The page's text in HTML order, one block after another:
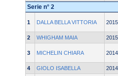
Serie n° 2
1 DALLA BELLA VITTORIA 2015
2 WHIGHAM MAIA 2015
3 MICHELIN CHIARA 2014
4 GIOLO ISABELLA 2014